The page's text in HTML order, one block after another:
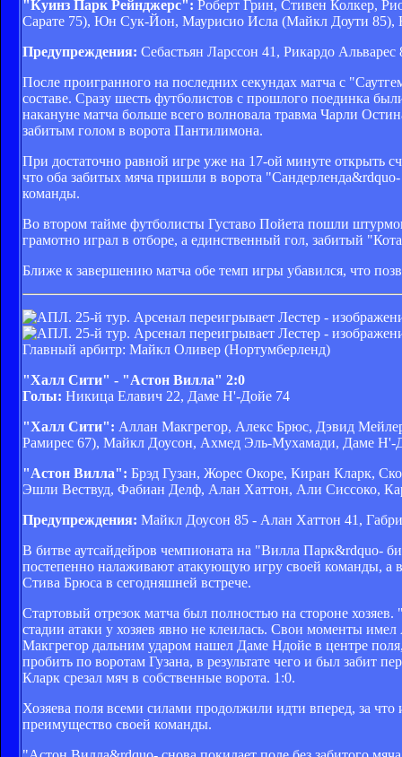
"Куинз Парк Рейнджерс": Роберт Грин, Стивен Колкер,
Сарате 75), Юн Сук-Йон, Маурисио Исла (Майкл Доути 85),
Предупреждения: Себастьян Ларссон 41, Рикардо
После проигранного на последних секундах матча с
составе. Сразу шесть футболистов с прошлого поединка
накануне матча больше всего волновала травма Чарли
забитым голом в ворота Пантилимона.
При достаточно равной игре уже на 17-ой минуте открыть
что оба забитых мяча пришли в ворота
команды.
Во втором тайме футболисты Густаво Пойета пошли
грамотно играл в отборе, а единственный гол, забитый
Ближе к завершению матча обе темп игры убавился, что
Главный арбитр: Майкл Оливер (Нортумберленд)
"Халл Сити" - "Астон Вилла" 2:0
Голы: Никица Елавич 22, Даме Н'-Дойе 74
"Халл Сити": Аллан Макгрегор, Алекс Брюс, Дэвид
Рамирес 67), Майкл Доусон, Ахмед Эль-Мухамади, Даме Н'-
"Астон Вилла": Брэд Гузан, Жорес Окоре, Киран Кларк,
Эшли Вествуд, Фабиан Делф, Алан Хаттон, Али Сиссоко,
Предупреждения: Майкл Доусон 85 - Алан Хаттон 41,
В битве аутсайдейров чемпионата на "Вилла Парк&rdquo-
постепенно налаживают атакующую игру своей команды,
Стива Брюса в сегодняшней встрече.
Стартовый отрезок матча был полностью на стороне
стадии атаки у хозяев явно не клеилась. Свои моменты
Макгрегор дальним ударом нашел Даме Ндойе в центре
пробить по воротам Гузана, в результате чего и был забит
Кларк срезал мяч в собственные ворота. 1:0.
Хозяева поля всеми силами продолжили идти вперед, за
преимущество своей команды.